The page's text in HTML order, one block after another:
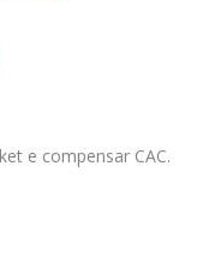
e compensar CAC.